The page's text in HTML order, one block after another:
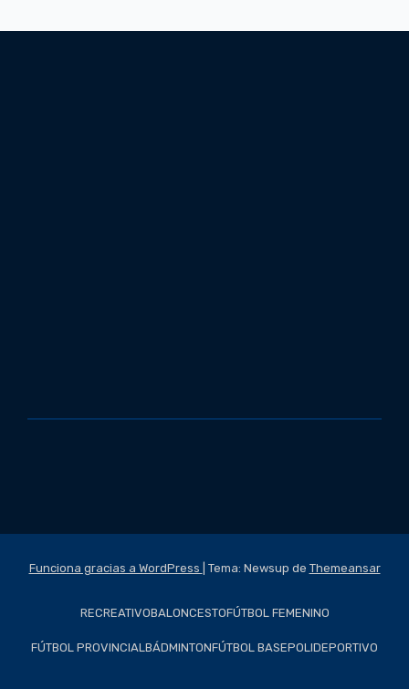
Funciona gracias a WordPress Tema: Newsup de Themeansar
RECREATIVOBALONCESTOFÚTBOL FEMENINO
FÚTBOL PROVINCIALBÁDMINTONFÚTBOL BASEPOLIDEPORTIVO